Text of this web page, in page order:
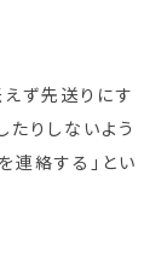
ず先送りにす
たりしないよう
連絡する」とい